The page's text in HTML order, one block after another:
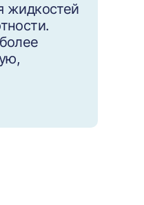
жидкостей